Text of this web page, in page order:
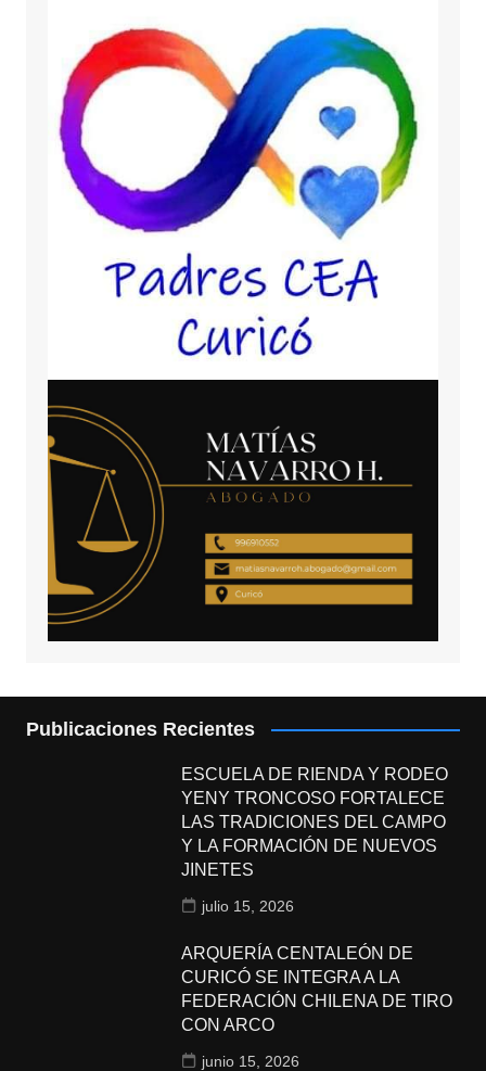
Publicaciones Recientes
ESCUELA DE RIENDA Y RODEO
YENY TRONCOSO FORTALECE
LAS TRADICIONES DEL CAMPO
Y LA FORMACIÓN DE NUEVOS
JINETES
julio 15, 2026
ARQUERÍA CENTALEÓN DE
CURICÓ SE INTEGRA A LA
FEDERACIÓN CHILENA DE TIRO
CON ARCO
junio 15, 2026